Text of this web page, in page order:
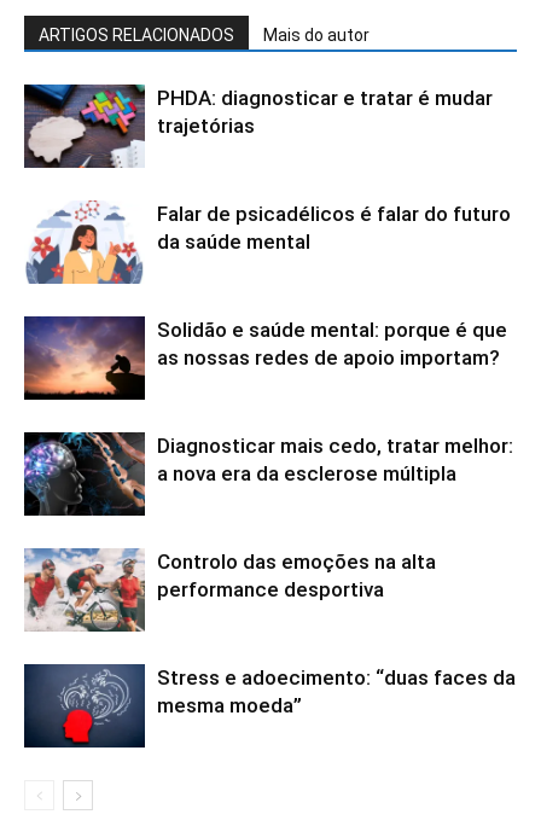
ARTIGOS RELACIONADOS Mais do autor
PHDA: diagnosticar e tratar é mudar
trajetórias
Falar de psicadélicos é falar do futuro
da saúde mental
Solidão e saúde mental: porque é que
as nossas redes de apoio importam?
Diagnosticar mais cedo, tratar melhor:
a nova era da esclerose múltipla
Controlo das emoções na alta
performance desportiva
Stress e adoecimento: “duas faces da
mesma moeda”